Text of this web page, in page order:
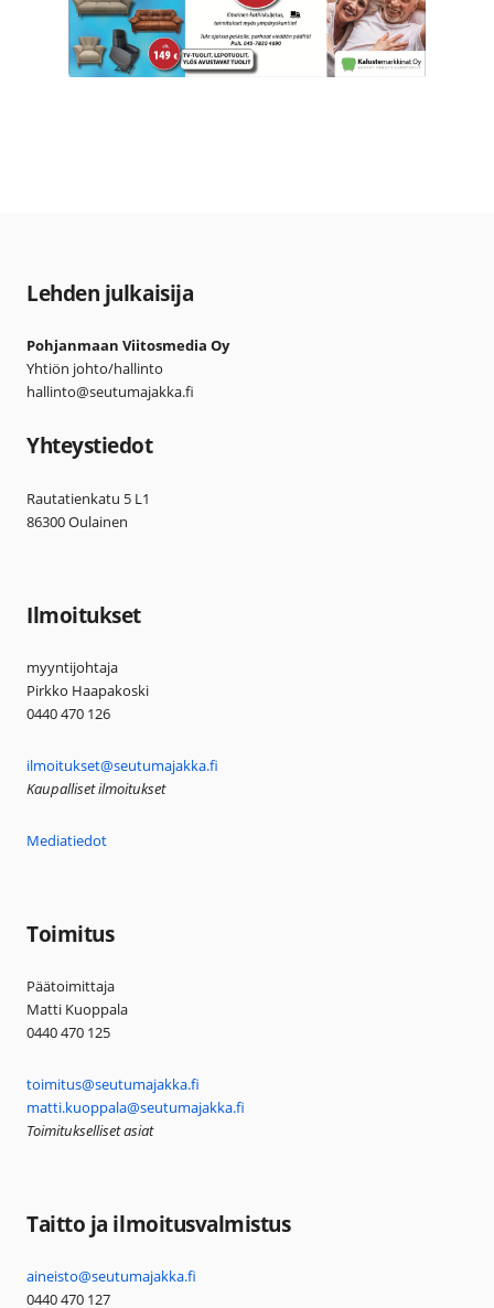
Lehden julkaisija
Pohjanmaan Viitosmedia Oy
Yhtiön johto/hallinto
hallinto@seutumajakka.fi
Yhteystiedot
Rautatienkatu 5 L1
86300 Oulainen
Ilmoitukset
myyntijohtaja
Pirkko Haapakoski
0440 470 126
ilmoitukset@seutumajakka.fi
Kaupalliset ilmoitukset
Mediatiedot
Toimitus
Päätoimittaja
Matti Kuoppala
0440 470 125
toimitus@seutumajakka.fi
matti.kuoppala@seutumajakka.fi
Toimitukselliset asiat
Taitto ja ilmoitusvalmistus
aineisto@seutumajakka.fi
0440 470 127